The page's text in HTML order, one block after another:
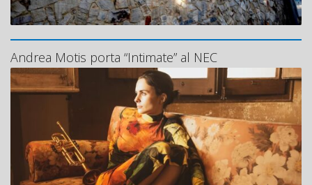
Andrea Motis porta “Intimate” al NEC